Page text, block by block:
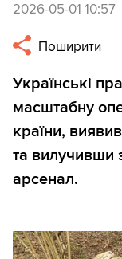
2026-05-01 10:57
Поширити
Українські
масштабну
країни,
та вилучивши
арсенал.